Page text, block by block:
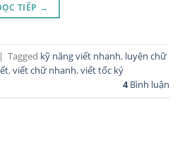
TIẾP →
| Tagged kỹ năng viết nhanh, luyện chữ
,viết chữ nhanh,viết tốc ký
4Bình luận